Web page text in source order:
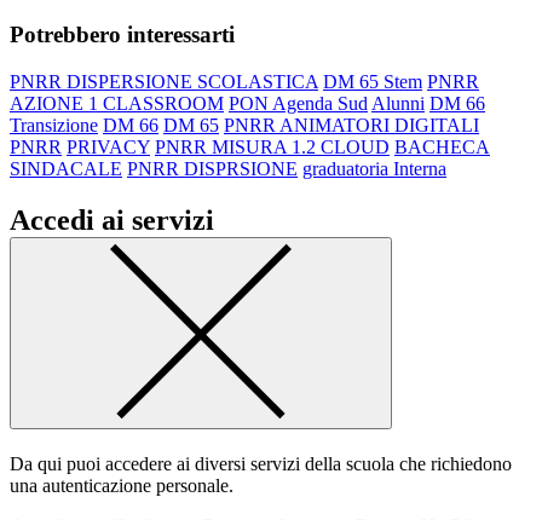
Potrebbero interessarti
PNRR DISPERSIONE SCOLASTICA DM 65 Stem PNRR
AZIONE 1 CLASSROOM PON Agenda Sud Alunni DM 66
Transizione DM 66 DM 65 PNRR ANIMATORI DIGITALI
PNRR PRIVACY PNRR MISURA 1.2 CLOUD BACHECA
SINDACALE PNRR DISPRSIONE graduatoria Interna
Accedi ai servizi
Da qui puoi accedere ai diversi servizi della scuola che richiedono
una autenticazione personale.